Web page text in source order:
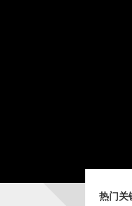
热门关